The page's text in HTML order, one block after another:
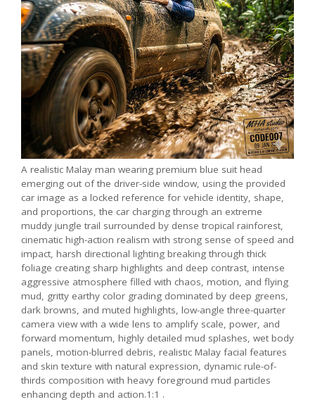
A realistic Malay man wearing premium blue suit head
emerging out of the driver-side window, using the provided
car image as a locked reference for vehicle identity, shape,
and proportions, the car charging through an extreme
muddy jungle trail surrounded by dense tropical rainforest,
cinematic high-action realism with strong sense of speed and
impact, harsh directional lighting breaking through thick
foliage creating sharp highlights and deep contrast, intense
aggressive atmosphere filled with chaos, motion, and flying
mud, gritty earthy color grading dominated by deep greens,
dark browns, and muted highlights, low-angle three-quarter
camera view with a wide lens to amplify scale, power, and
forward momentum, highly detailed mud splashes, wet body
panels, motion-blurred debris, realistic Malay facial features
and skin texture with natural expression, dynamic rule-of-
thirds composition with heavy foreground mud particles
enhancing depth and action.1:1 .